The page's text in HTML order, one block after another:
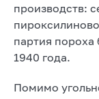
производств:
партия пороха
1940 года.
Помимо